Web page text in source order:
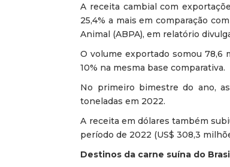
A receita cambial com
25,4% a mais em comparação
Animal (ABPA), em relatório
O volume exportado somou 78,6
10% na mesma base comparativa.
No primeiro bimestre do ano,
toneladas em 2022.
A receita em dólares também
período de 2022 (US$ 308,3
Destinos da carne suína do